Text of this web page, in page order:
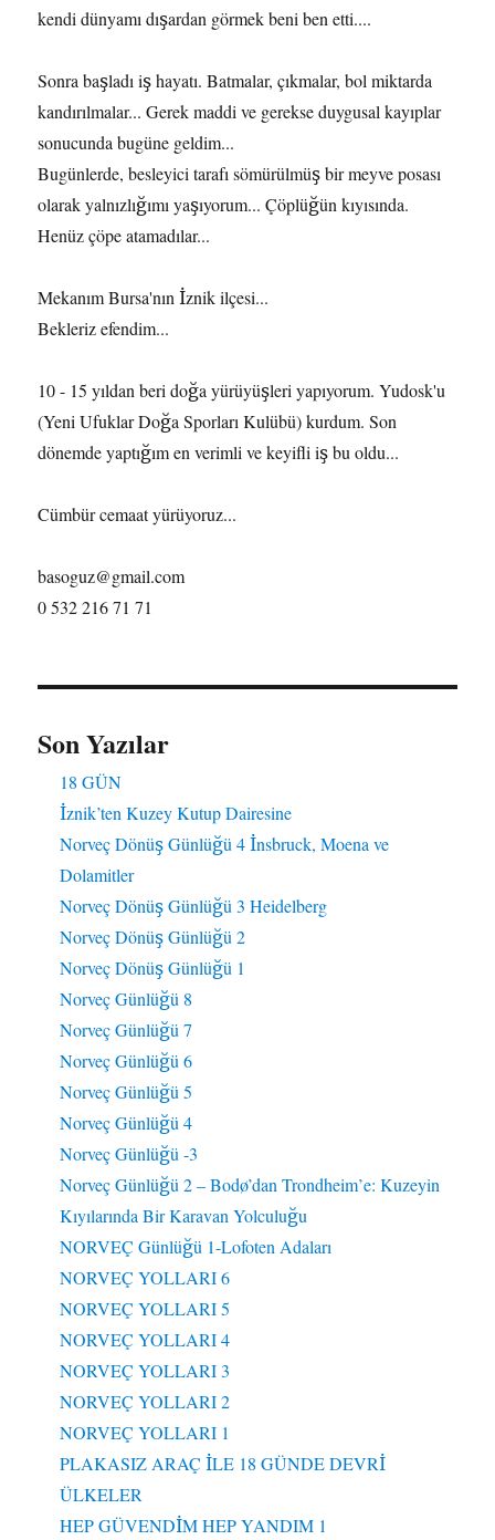
kendi dünyamı dışardan görmek beni ben etti....
Sonra başladı iş hayatı. Batmalar, çıkmalar, bol miktarda
kandırılmalar... Gerek maddi ve gerekse duygusal kayıplar
sonucunda bugüne geldim...
Bugünlerde, besleyici tarafı sömürülmüş bir meyve posası
olarak yalnızlığımı yaşıyorum... Çöplüğün kıyısında.
Henüz çöpe atamadılar...
Mekanım Bursa'nın İznik ilçesi...
Bekleriz efendim...
10 - 15 yıldan beri doğa yürüyüşleri yapıyorum. Yudosk'u
(Yeni Ufuklar Doğa Sporları Kulübü) kurdum. Son
dönemde yaptığım en verimli ve keyifli iş bu oldu...
Cümbür cemaat yürüyoruz...
basoguz@gmail.com
0 532 216 71 71
Son Yazılar
18 GÜN
İznik’ten Kuzey Kutup Dairesine
Norveç Dönüş Günlüğü 4 İnsbruck, Moena ve
Dolamitler
Norveç Dönüş Günlüğü 3 Heidelberg
Norveç Dönüş Günlüğü 2
Norveç Dönüş Günlüğü 1
Norveç Günlüğü 8
Norveç Günlüğü 7
Norveç Günlüğü 6
Norveç Günlüğü 5
Norveç Günlüğü 4
Norveç Günlüğü -3
Norveç Günlüğü 2 – Bodø’dan Trondheim’e: Kuzeyin
Kıyılarında Bir Karavan Yolculuğu
NORVEÇ Günlüğü 1-Lofoten Adaları
NORVEÇ YOLLARI 6
NORVEÇ YOLLARI 5
NORVEÇ YOLLARI 4
NORVEÇ YOLLARI 3
NORVEÇ YOLLARI 2
NORVEÇ YOLLARI 1
PLAKASIZ ARAÇ İLE 18 GÜNDE DEVRİ
ÜLKELER
HEP GÜVENDİM HEP YANDIM 1